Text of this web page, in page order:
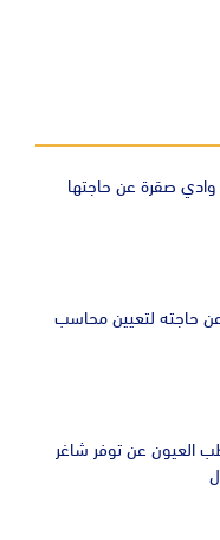
صقرة عن حاجتها
حاجته لتعيين محاسب
العيون عن توفر شاغر